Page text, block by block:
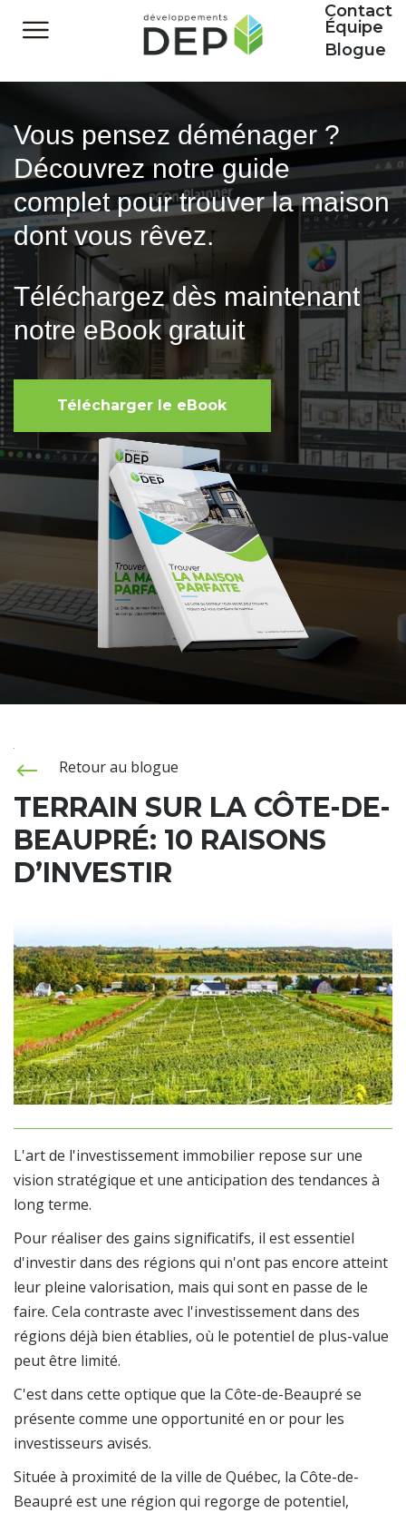
Blogue
Équipe
Contact
Vous pensez déménager ?
Découvrez notre guide
complet pour trouver la maison
dont vous rêvez.
Téléchargez dès maintenant
notre eBook gratuit
Télécharger le eBook
Retour au blogue
TERRAIN SUR LA CÔTE-DE-
BEAUPRÉ: 10 RAISONS
D’INVESTIR
L'art de l'investissement immobilier repose sur une
vision stratégique et une anticipation des tendances à
long terme.
Pour réaliser des gains significatifs, il est essentiel
d'investir dans des régions qui n'ont pas encore atteint
leur pleine valorisation, mais qui sont en passe de le
faire. Cela contraste avec l'investissement dans des
régions déjà bien établies, où le potentiel de plus-value
peut être limité.
C'est dans cette optique que la Côte-de-Beaupré se
présente comme une opportunité en or pour les
investisseurs avisés.
Située à proximité de la ville de Québec, la Côte-de-
Beaupré est une région qui regorge de potentiel,